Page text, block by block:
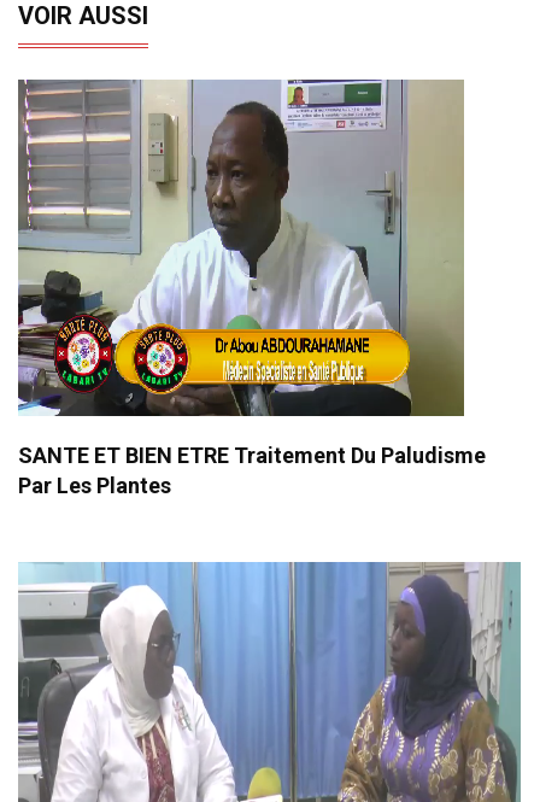
VOIR AUSSI
SANTE ET BIEN ETRE Traitement Du Paludisme
Par Les Plantes